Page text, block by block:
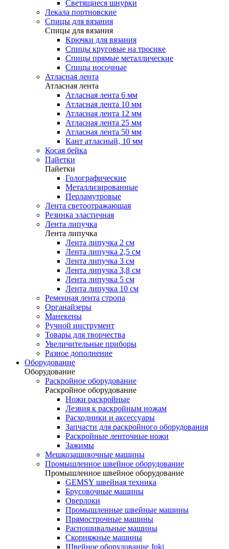
Светящиеся шнурки
Лекала портновские
Спицы для вязания
Спицы для вязания
Крючки для вязания
Спицы круговые на тросике
Спицы прямые металлические
Спицы носочные
Атласная лента
Атласная лента
Атласная лента 6 мм
Атласная лента 10 мм
Атласная лента 12 мм
Атласная лента 25 мм
Атласная лента 50 мм
Кант атласный, 10 мм
Косая бейка
Пайетки
Пайетки
Голографические
Металлизированные
Перламутровые
Лента светоотражающая
Резинка эластичная
Лента липучка
Лента липучка
Лента липучка 2 см
Лента липучка 2,5 см
Лента липучка 3 см
Лента липучка 3,8 см
Лента липучка 5 см
Лента липучка 10 см
Ременная лента стропа
Органайзеры
Манекены
Ручной инструмент
Товары для творчества
Увеличительные приборы
Разное дополнение
Оборудование
Оборудование
Раскройное оборудование
Раскройное оборудование
Ножи раскройные
Лезвия к раскройным ножам
Расходники и аксессуары
Запчасти для раскройного оборудования
Раскройные ленточные ножи
Зажимы
Мешкозашивочные машины
Промышленное швейное оборудование
Промышленное швейное оборудование
GEMSY швейная техника
Брусовочные машины
Оверлоки
Промышленные швейные машины
Прямострочные машины
Распошивальные машины
Скорняжные машины
Швейное оборудование Juki